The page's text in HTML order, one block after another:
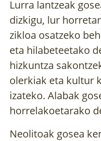
Lurra lantzeak
dizkigu, lur
zikloa osatzeko
eta hilabeteetako
hizkuntza
olerkiak eta kultur
izateko. Alabak
horrelakoetarako
Neolitoak gosea